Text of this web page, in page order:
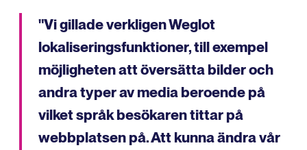
"Vi gillade verkligen Weglot
lokaliseringsfunktioner, till exempel
möjligheten att översätta bilder och
andra typer av media beroende på
vilket språk besökaren tittar på
webbplatsen på. Att kunna ändra vår